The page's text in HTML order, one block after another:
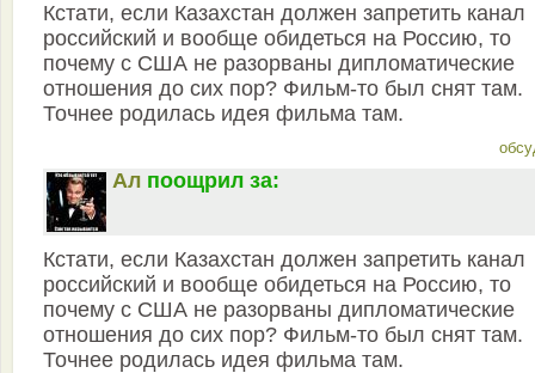
Кстати, если Казахстан должен запретить канал
российский и вообще обидеться на Россию, то
почему с США не разорваны дипломатические
отношения до сих пор? Фильм-то был снят там.
Точнее родилась идея фильма там.
Ал поощрил за:
Кстати, если Казахстан должен запретить канал
российский и вообще обидеться на Россию, то
почему с США не разорваны дипломатические
отношения до сих пор? Фильм-то был снят там.
Точнее родилась идея фильма там.